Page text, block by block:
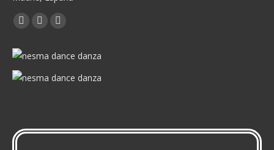
Encuéntranos en:
Facebook
opens
in
X
opens
in
YouTube
opens
in